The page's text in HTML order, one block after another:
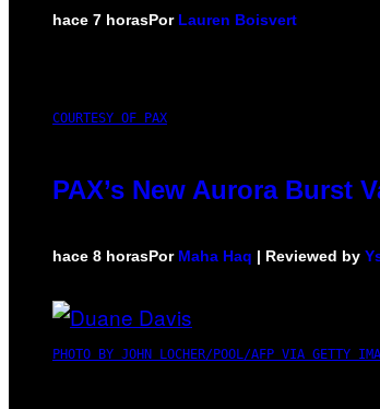
hace 7 horasPor Lauren Boisvert
COURTESY OF PAX
PAX’s New Aurora Burst
hace 8 horasPor Maha Haq | Reviewed by
PHOTO BY JOHN LOCHER/POOL/AFP VIA GETTY